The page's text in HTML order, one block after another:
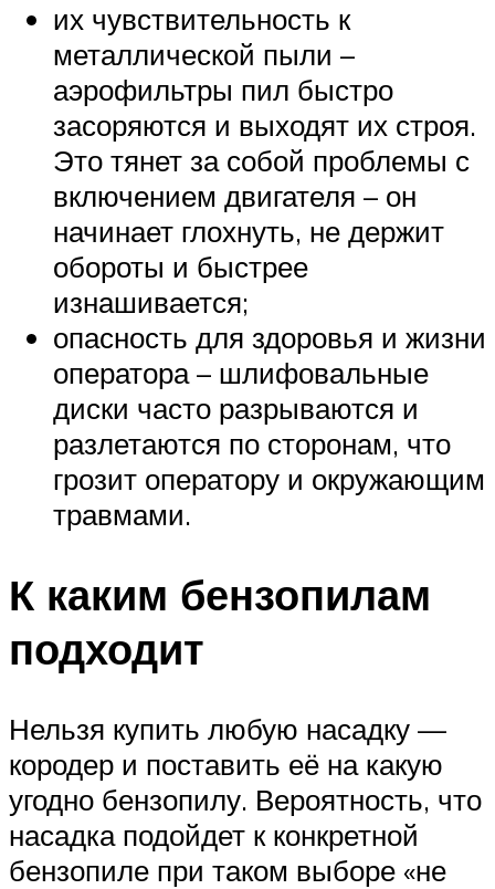
их чувствительность к
металлической пыли –
аэрофильтры пил быстро
засоряются и выходят их строя.
Это тянет за собой проблемы с
включением двигателя – он
начинает глохнуть, не держит
обороты и быстрее
изнашивается;
опасность для здоровья и жизни
оператора – шлифовальные
диски часто разрываются и
разлетаются по сторонам, что
грозит оператору и окружающим
травмами.
К каким бензопилам
подходит
Нельзя купить любую насадку —
кородер и поставить её на какую
угодно бензопилу. Вероятность, что
насадка подойдет к конкретной
бензопиле при таком выборе «не